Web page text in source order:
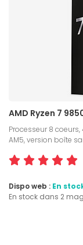
AMD Ryzen 7
Processeur 8 coeurs,
AM5, version boîte
Dispo web : En
En stock dans 2